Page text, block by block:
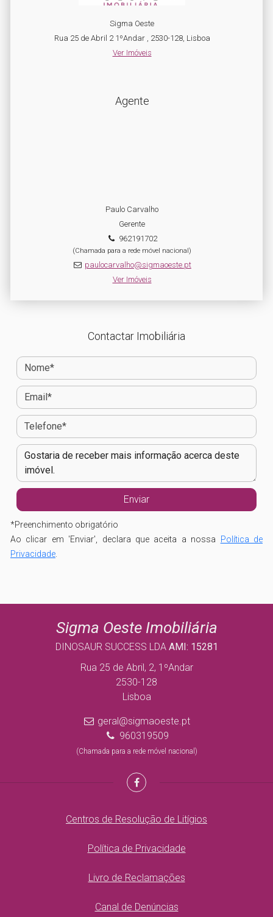
Sigma Oeste
Rua 25 de Abril 2 1ºAndar , 2530-128, Lisboa
Ver Imóveis
Agente
Paulo Carvalho
Gerente
962191702
(Chamada para a rede móvel nacional)
paulocarvalho@sigmaoeste.pt
Ver Imóveis
Contactar Imobiliária
*Preenchimento obrigatório
Ao clicar em 'Enviar', declara que aceita a nossa Política de
Privacidade
Sigma Oeste Imobiliária
DINOSAUR SUCCESS LDA AMI: 15281
Rua 25 de Abril, 2, 1ºAndar
2530-128
Lisboa
geral@sigmaoeste.pt
960319509
(Chamada para a rede móvel nacional)
Centros de Resolução de Litígios
Política de Privacidade
Livro de Reclamações
Canal de Denúncias